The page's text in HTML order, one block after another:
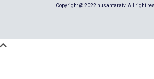
Copyright @ 2022 nusantaratv. All right